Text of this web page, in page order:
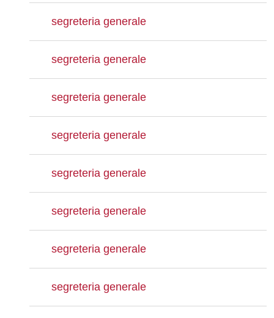
segreteria generale
segreteria generale
segreteria generale
segreteria generale
segreteria generale
segreteria generale
segreteria generale
segreteria generale